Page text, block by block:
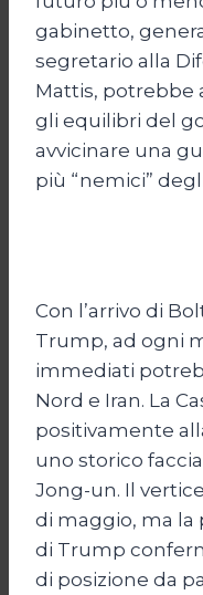
gabinetto,
segretario alla
Mattis, potrebbe
gli equilibri del
avvicinare una
più “nemici”
Con l’arrivo di
Trump, ad ogni
immediati
Nord e Iran. La
positivamente
uno storico
Jong-un. Il
di maggio, ma la
di Trump
di posizione da